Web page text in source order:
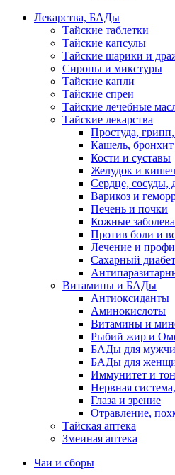
Лекарства, БАДы
Тайские таблетки
Тайские капсулы
Тайские шарики и
Сиропы и микстуры
Тайские капли
Тайские спреи
Тайские лечебные
Тайские лекарства
Простуда,
Кашель, бронхит
Кости и суставы
Желудок и
Сердце, сосуды,
Варикоз и
Печень и почки
Кожные
Против боли и
Лечение и
Сахарный диабет
Витамины и БАДы
Антиоксиданты
Аминокислоты
Витамины и
Рыбий жир и
БАДы для
БАДы для
Иммунитет и
Нервная
Глаза и зрение
Отравление,
Тайская аптека
Змеиная аптека
Чаи и сборы